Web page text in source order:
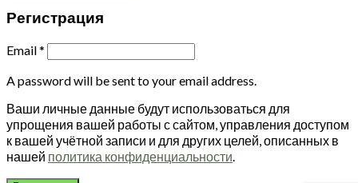
Регистрация
Email*
A password will be sent to your email address.
Ваши личные данные будут использоваться для
упрощения вашей работы с сайтом, управления доступом
к вашей учётной записи и для других целей, описанных в
нашей политика конфиденциальности.